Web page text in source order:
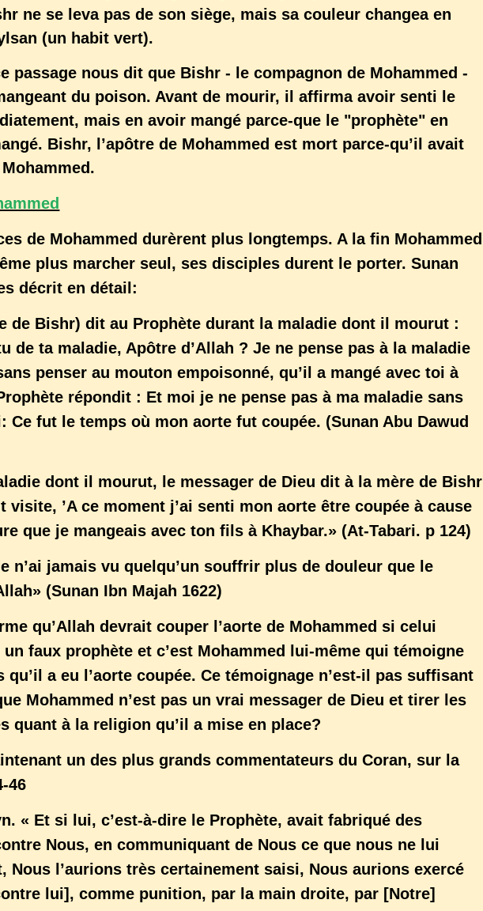
ne se leva pas de son siège, mais sa couleur changea en
(un habit vert).
passage nous dit que Bishr - le compagnon de Mohammed -
du poison. Avant de mourir, il affirma avoir senti le
mais en avoir mangé parce-que le "prophète" en
Bishr, l’apôtre de Mohammed est mort parce-qu’il avait
de Mohammed durèrent plus longtemps. A la fin Mohammed
plus marcher seul, ses disciples durent le porter. Sunan
décrit en détail:
de Bishr) dit au Prophète durant la maladie dont il mourut :
de ta maladie, Apôtre d’Allah ? Je ne pense pas à la maladie
penser au mouton empoisonné, qu’il a mangé avec toi à
répondit : Et moi je ne pense pas à ma maladie sans
Ce fut le temps où mon aorte fut coupée. (Sunan Abu Dawud
dont il mourut, le messager de Dieu dit à la mère de Bishr
visite, ’A ce moment j’ai senti mon aorte être coupée à cause
que je mangeais avec ton fils à Khaybar.» (At-Tabari. p 124)
n’ai jamais vu quelqu’un souffrir plus de douleur que le
(Sunan Ibn Majah 1622)
qu’Allah devrait couper l’aorte de Mohammed si celui
un faux prophète et c’est Mohammed lui-même qui témoigne
a eu l’aorte coupée. Ce témoignage n’est-il pas suffisant
Mohammed n’est pas un vrai messager de Dieu et tirer les
quant à la religion qu’il a mise en place?
un des plus grands commentateurs du Coran, sur la
46
« Et si lui, c’est-à-dire le Prophète, avait fabriqué des
Nous, en communiquant de Nous ce que nous ne lui
Nous l’aurions très certainement saisi, Nous aurions exercé
lui], comme punition, par la main droite, par [Notre]